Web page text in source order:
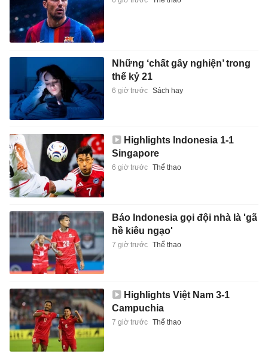
Những ‘chất gây nghiện’ trong
thế kỷ 21
6 giờ trước Sách hay
Highlights Indonesia 1-1
Singapore
6 giờ trước Thể thao
Báo Indonesia gọi đội nhà là 'gã
hề kiêu ngạo'
7 giờ trước Thể thao
Highlights Việt Nam 3-1
Campuchia
7 giờ trước Thể thao